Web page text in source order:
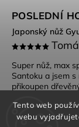
Tento web
webu
POSLEDNÍ
Super nůž, max
Santoku a jsem s
přikoupen